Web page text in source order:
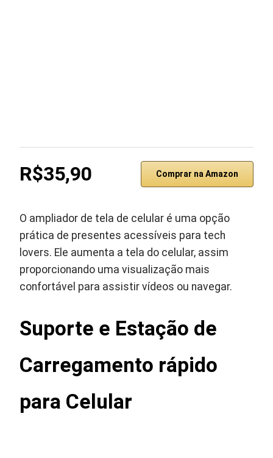
R$35,90 Comprar na Amazon
O ampliador de tela de celular é uma opção
prática de presentes acessíveis para tech
lovers. Ele aumenta a tela do celular, assim
proporcionando uma visualização mais
confortável para assistir vídeos ou navegar.
Suporte e Estação de
Carregamento rápido
para Celular